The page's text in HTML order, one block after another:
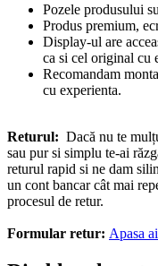
Pozele produsului
Produs premium,
Display-ul are
ca si cel original cu
Recomandam
cu experienta.
Returul: Dacă nu te
sau pur si simplu te-ai
returul rapid si ne dam
un cont bancar cât mai
procesul de retur.
Formular retur: Apasa